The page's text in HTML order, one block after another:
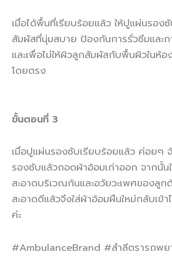
เมื่อได้พื้นที่เรียบร้อยแล้ว ให้ปูแผ่นรอง
สัมผัสที่นุ่มสบาย ป้องกันการรั่วซึมและ
และเพื่อไม่ให้ผิวลูกสัมผัสกับพื้นผิวในห้อ
โดยตรง
ขั้นตอนที่ 3
เมื่อปูแผ่นรองซับเรียบร้อยแล้ว ค่อยๆ
รองซับแล้วถอดผ้าอ้อมเก่าออก จากนั้น
สะอาดบริเวณก้นและอวัยวะเพศของลูก
สะอาดดีแล้วจึงใส่ผ้าอ้อมผืนใหม่กลับเข้
ค่ะ
#AmbulanceBrand #สำลีตรารถพย